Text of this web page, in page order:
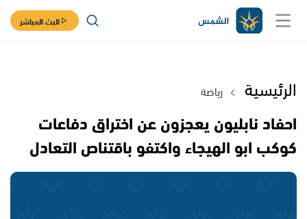
البث المباشر
الرئيسية رياضة
احفاد نابليون يعجزون عن اختراق دفاعات
كوكب ابو الهيجاء واكتفو باقتناص التعادل